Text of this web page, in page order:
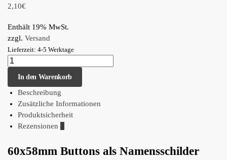
2,10€
Enthält 19% MwSt.
zzgl. Versand
Lieferzeit: 4-5 Werktage
In den Warenkorb
Beschreibung
Zusätzliche Informationen
Produktsicherheit
Rezensionen
60x58mm Buttons als Namensschilder